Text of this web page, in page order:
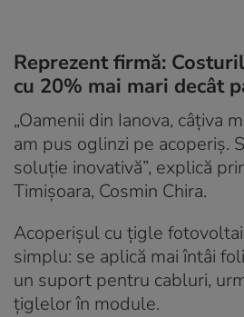
Reprezent firmă:
cu 20% mai mari decât
„Oamenii din Ianova, câţiva
am pus oglinzi pe acoperiş.
soluţie inovativă”, explică
Timișoara, Cosmin Chira.
Acoperişul cu ţigle
simplu: se aplică mai întâi
un suport pentru cabluri,
ţiglelor în module.